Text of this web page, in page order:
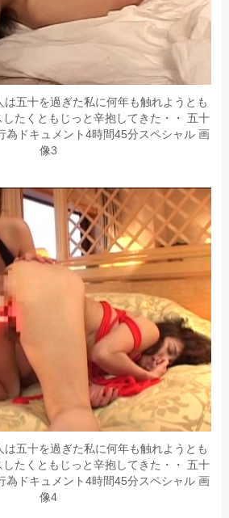
は五十を過ぎた私に何年も触れようとも
したくともじっと辛抱してきた・・ 五十
為ドキュメント4時間45分スペシャル 画
像3
は五十を過ぎた私に何年も触れようとも
したくともじっと辛抱してきた・・ 五十
為ドキュメント4時間45分スペシャル 画
像4